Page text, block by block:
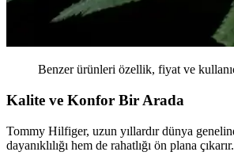
Benzer ürünleri özellik, fiyat ve
Kalite ve Konfor Bir Arada
Tommy Hilfiger, uzun yıllardır dünya
dayanıklılığı hem de rahatlığı ön plana